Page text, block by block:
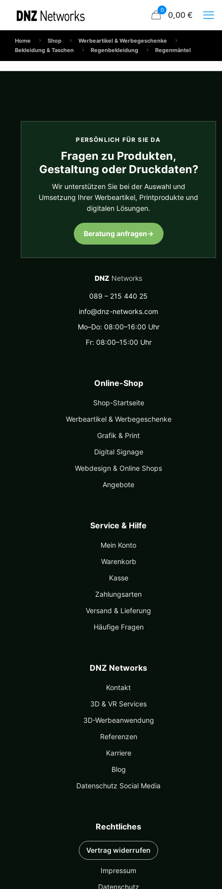
0 0,00 €
Home Shop
Werbeartikel & Werbegeschenke
Bekleidung & Taschen
Regenbekleidung Regenmäntel
PERSÖNLICH FÜR SIE DA
Fragen zu Produkten,
Gestaltung oder Druckdaten?
Wir unterstützen Sie bei der Auswahl und
Umsetzung Ihrer Werbeartikel, Printprodukte und
digitalen Lösungen.
Beratung anfragen→
DNZ Networks
089 – 215 440 25
info@dnz-networks.com
Mo–Do: 08:00–16:00 Uhr
Fr: 08:00–15:00 Uhr
Online-Shop
Shop-Startseite
Werbeartikel & Werbegeschenke
Grafik & Print
Digital Signage
Webdesign & Online Shops
Angebote
Service & Hilfe
Mein Konto
Warenkorb
Kasse
Zahlungsarten
Versand & Lieferung
Häufige Fragen
DNZ Networks
Kontakt
3D & VR Services
3D-Werbeanwendung
Referenzen
Karriere
Blog
Datenschutz Social Media
Rechtliches
Vertrag widerrufen
Impressum
Datenschutz